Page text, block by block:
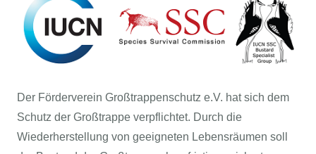
Der Förderverein Großtrappenschutz e.V. hat sich dem
Schutz der Großtrappe verpflichtet. Durch die
Wiederherstellung von geeigneten Lebensräumen soll